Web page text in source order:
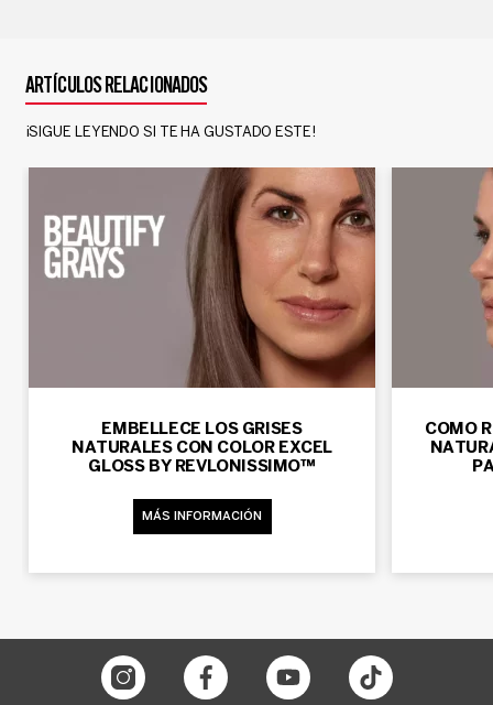
ARTÍCULOS RELACIONADOS
¡SIGUE LEYENDO SI TE HA GUSTADO ESTE!
EMBELLECE LOS GRISES
NATURALES CON COLOR EXCEL
GLOSS BY REVLONISSIMO™
MÁS INFORMACIÓN
COMO